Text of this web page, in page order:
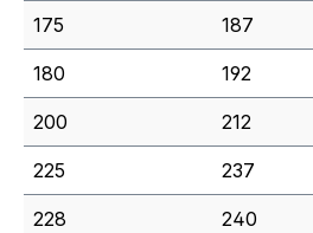
175 187
180 192
200 212
225 237
228 240